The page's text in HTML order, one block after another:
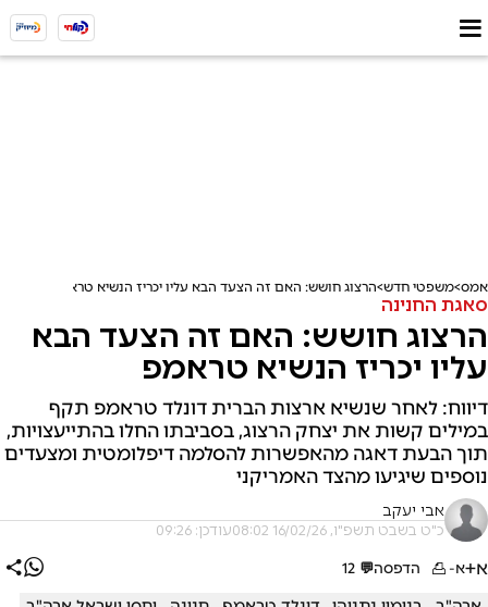
אמס משפטי חדש הרצוג חושש: האם זה הצעד הבא עליו יכריז הנשיא טראמפ
סאגת החנינה
הרצוג חושש: האם זה הצעד הבא
עליו יכריז הנשיא טראמפ
דיווח: לאחר שנשיא ארצות הברית דונלד טראמפ תקף
במילים קשות את יצחק הרצוג, בסביבתו החלו בהתייעצויות,
תוך הבעת דאגה מהאפשרות להסלמה דיפלומטית ומצעדים
נוספים שיגיעו מהצד האמריקני
אבי יעקב
כ"ט בשבט תשפ"ו, 16/02/26 08:02 עודכן: 09:26
א+א- הדפסה💬
12